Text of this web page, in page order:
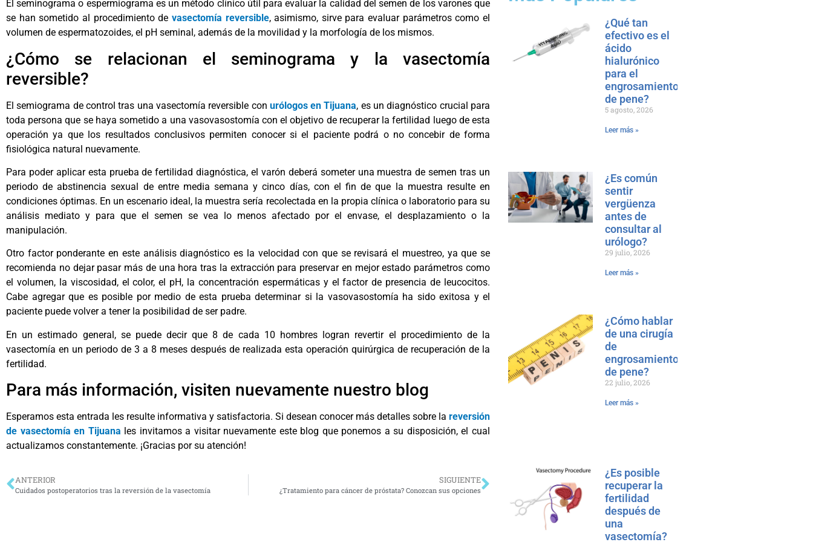
El seminograma o espermiograma es un método clínico útil para evaluar la calidad del semen de los varones que
se han sometido al procedimiento de vasectomía reversible, asimismo, sirve para evaluar parámetros como el
volumen de espermatozoides, el pH seminal, además de la movilidad y la morfología de los mismos.
¿Cómo se relacionan el seminograma y la vasectomía
reversible?
El semiograma de control tras una vasectomía reversible con urólogos en Tijuana, es un diagnóstico crucial para
toda persona que se haya sometido a una vasovasostomía con el objetivo de recuperar la fertilidad luego de esta
operación ya que los resultados conclusivos permiten conocer si el paciente podrá o no concebir de forma
fisiológica natural nuevamente.
Para poder aplicar esta prueba de fertilidad diagnóstica, el varón deberá someter una muestra de semen tras un
periodo de abstinencia sexual de entre media semana y cinco días, con el fin de que la muestra resulte en
condiciones óptimas. En un escenario ideal, la muestra sería recolectada en la propia clínica o laboratorio para su
análisis mediato y para que el semen se vea lo menos afectado por el envase, el desplazamiento o la
manipulación.
Otro factor ponderante en este análisis diagnóstico es la velocidad con que se revisará el muestreo, ya que se
recomienda no dejar pasar más de una hora tras la extracción para preservar en mejor estado parámetros como
el volumen, la viscosidad, el color, el pH, la concentración espermáticas y el factor de presencia de leucocitos.
Cabe agregar que es posible por medio de esta prueba determinar si la vasovasostomía ha sido exitosa y el
paciente puede volver a tener la posibilidad de ser padre.
En un estimado general, se puede decir que 8 de cada 10 hombres logran revertir el procedimiento de la
vasectomía en un periodo de 3 a 8 meses después de realizada esta operación quirúrgica de recuperación de la
fertilidad.
Para más información, visiten nuevamente nuestro blog
Esperamos esta entrada les resulte informativa y satisfactoria. Si desean conocer más detalles sobre la reversión
de vasectomía en Tijuana les invitamos a visitar nuevamente este blog que ponemos a su disposición, el cual
actualizamos constantemente. ¡Gracias por su atención!
ANTERIOR
Cuidados postoperatorios tras la reversión de la vasectomía
SIGUIENTE
¿Tratamiento para cáncer de próstata? Conozcan sus opciones
¿Qué tan
efectivo es el
ácido
hialurónico
para el
engrosamiento
de pene?
5 agosto, 2026
Leer más »
¿Es común
sentir
vergüenza
antes de
consultar al
urólogo?
29 julio, 2026
Leer más »
¿Cómo hablar
de una cirugía
de
engrosamiento
de pene?
22 julio, 2026
Leer más »
¿Es posible
recuperar la
fertilidad
después de
una
vasectomía?